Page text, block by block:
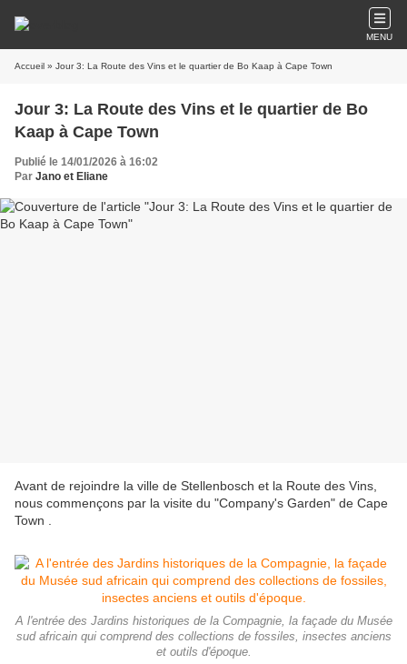
MENU
Accueil » Jour 3: La Route des Vins et le quartier de Bo Kaap à Cape Town
Jour 3: La Route des Vins et le quartier de Bo
Kaap à Cape Town
Publié le 14/01/2026 à 16:02
Par Jano et Eliane
Avant de rejoindre la ville de Stellenbosch et la Route des Vins,
nous commençons par la visite du "Company's Garden" de Cape
Town .
A l'entrée des Jardins historiques de la Compagnie, la façade du Musée
sud africain qui comprend des collections de fossiles, insectes anciens
et outils d'époque.